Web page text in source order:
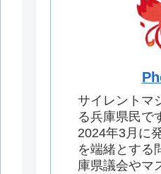
サイレントマ
る兵庫県民で
2024年3月に
を端緒とする
庫県議会やマ